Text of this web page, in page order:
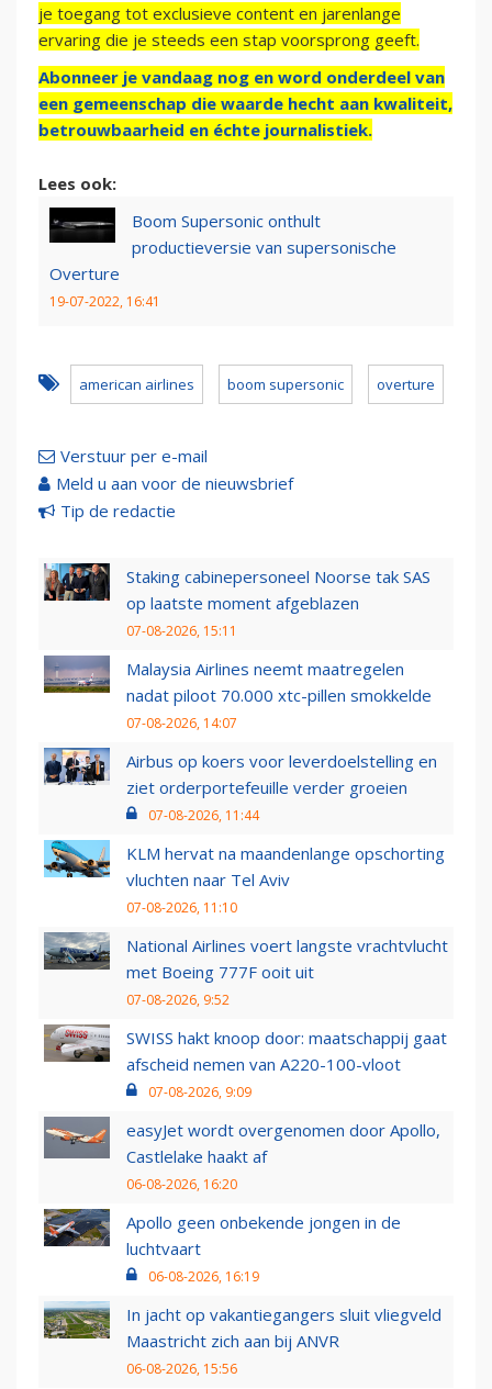
je toegang tot exclusieve content en jarenlange
ervaring die je steeds een stap voorsprong geeft.
Abonneer je vandaag nog en word onderdeel van
een gemeenschap die waarde hecht aan kwaliteit,
betrouwbaarheid en échte journalistiek.
Lees ook:
Boom Supersonic onthult
productieversie van supersonische
Overture
19-07-2022, 16:41
american airlines boom supersonic overture
Verstuur per e-mail
Meld u aan voor de nieuwsbrief
Tip de redactie
Staking cabinepersoneel Noorse tak SAS
op laatste moment afgeblazen
07-08-2026, 15:11
Malaysia Airlines neemt maatregelen
nadat piloot 70.000 xtc-pillen smokkelde
07-08-2026, 14:07
Airbus op koers voor leverdoelstelling en
ziet orderportefeuille verder groeien
07-08-2026, 11:44
KLM hervat na maandenlange opschorting
vluchten naar Tel Aviv
07-08-2026, 11:10
National Airlines voert langste vrachtvlucht
met Boeing 777F ooit uit
07-08-2026, 9:52
SWISS hakt knoop door: maatschappij gaat
afscheid nemen van A220-100-vloot
07-08-2026, 9:09
easyJet wordt overgenomen door Apollo,
Castlelake haakt af
06-08-2026, 16:20
Apollo geen onbekende jongen in de
luchtvaart
06-08-2026, 16:19
In jacht op vakantiegangers sluit vliegveld
Maastricht zich aan bij ANVR
06-08-2026, 15:56